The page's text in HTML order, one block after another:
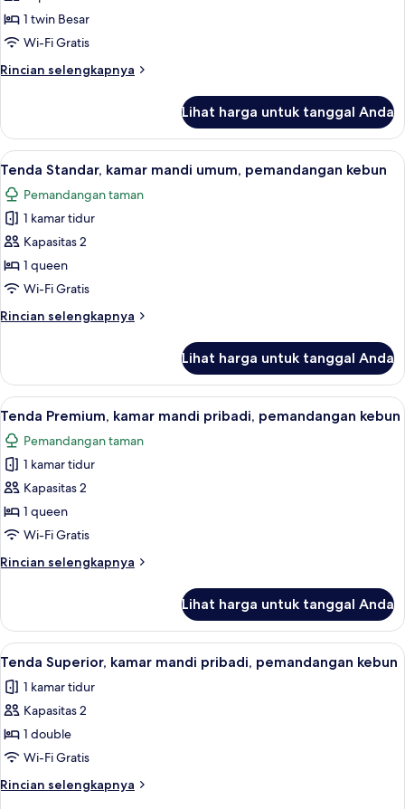
bed
in
beds
1 twin Besar
Wi-Fi Gratis
Rincian selengkapnya
Rincian
One
bed
in
three
beds
shared
tent
Lihat harga untuk tanggal Anda
Lihat
semua
foto
untuk
Tenda
Standar,
kamar
umum,
Tenda Standar, kamar mandi
13
Tenda Standar, kamar mandi umum, pemandangan kebun
Pemandangan taman
1 kamar tidur
Kapasitas 2
1 queen
Wi-Fi Gratis
Rincian selengkapnya
Rincian
Tenda
Standar,
kamar
mandi
umum,
pemandangan
kebun
Lihat harga untuk tanggal Anda
Lihat
semua
foto
untuk
Tenda
Premium,
kamar
pribadi,
Tenda Premium, kamar mandi
14
Tenda Premium, kamar mandi pribadi, pemandangan kebun
Pemandangan taman
1 kamar tidur
Kapasitas 2
1 queen
Wi-Fi Gratis
Rincian selengkapnya
Rincian
Tenda
Premium,
kamar
pribadi,
pemandangan
Lihat harga untuk tanggal Anda
Lihat
semua
foto
untuk
Tenda
Superior,
kamar
mandi
Brankas, tempat tidur lipat/
11
Tenda Superior, kamar mandi pribadi, pemandangan kebun
1 kamar tidur
Kapasitas 2
1 double
Wi-Fi Gratis
Rincian selengkapnya
Rincian